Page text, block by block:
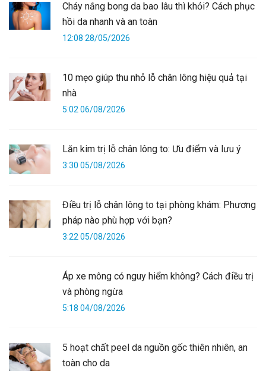
Cháy nắng bong da bao lâu thì khỏi? Cách phục
hồi da nhanh và an toàn
12:08 28/05/2026
10 mẹo giúp thu nhỏ lỗ chân lông hiệu quả tại
nhà
5:02 06/08/2026
Lăn kim trị lỗ chân lông to: Ưu điểm và lưu ý
3:30 05/08/2026
Điều trị lỗ chân lông to tại phòng khám: Phương
pháp nào phù hợp với bạn?
3:22 05/08/2026
Áp xe mông có nguy hiểm không? Cách điều trị
và phòng ngừa
5:18 04/08/2026
5 hoạt chất peel da nguồn gốc thiên nhiên, an
toàn cho da